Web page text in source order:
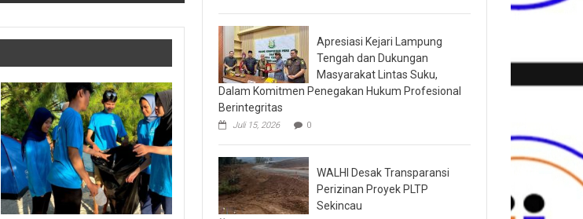
Apresiasi Kejari Lampung
Tengah dan Dukungan
Masyarakat Lintas Suku,
Dalam Komitmen Penegakan Hukum Profesional
Berintegritas
Juli 15, 2026 0
WALHI Desak Transparansi
Perizinan Proyek PLTP
Sekincau